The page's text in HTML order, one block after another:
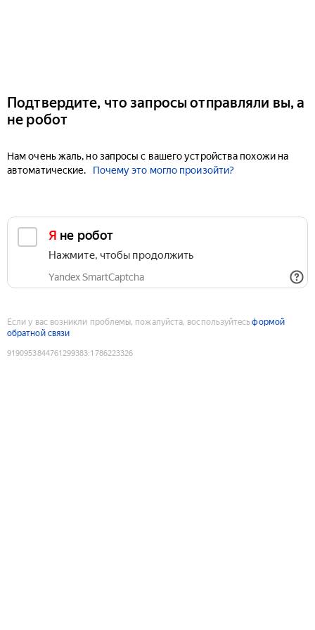
Подтвердите, что запросы отправляли вы, а
не робот
Нам очень жаль, но запросы с вашего устройства похожи на
автоматические.
Почему это могло произойти?
Я не робот
Нажмите, чтобы продолжить
Yandex SmartCaptcha
Если у вас возникли проблемы, пожалуйста, воспользуйтесьформой
обратной связи
9190953844761299383:1786223326